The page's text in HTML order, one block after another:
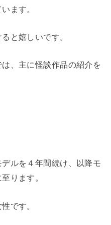
ます。
と嬉しいです。
、主に怪談作品の紹介を
ルを４年間続け、以降モ
ります。
です。